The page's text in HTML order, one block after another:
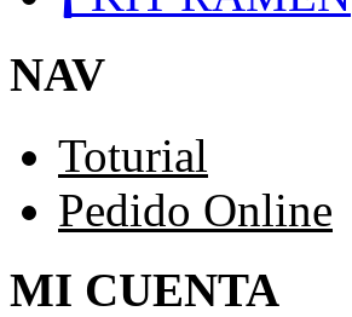
NAV
Toturial
Pedido Online
MI CUENTA